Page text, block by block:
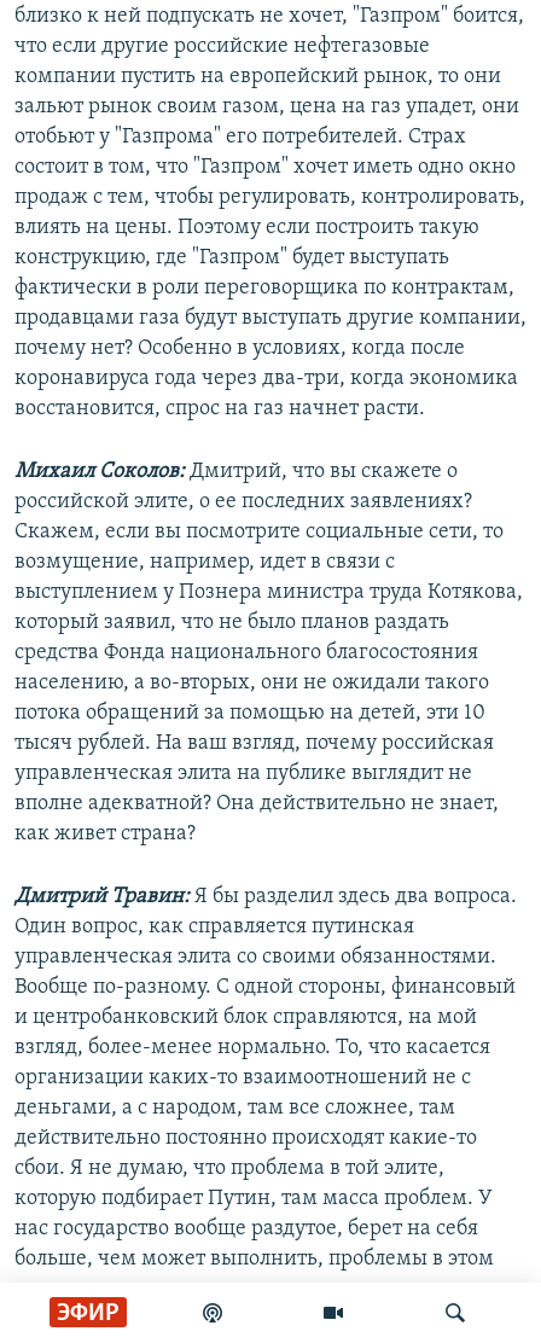
ЭФИР
близко к ней подпускать не хочет, "Газпром" боится,
что если другие российские нефтегазовые
компании пустить на европейский рынок, то они
зальют рынок своим газом, цена на газ упадет, они
отобьют у "Газпрома" его потребителей. Страх
состоит в том, что "Газпром" хочет иметь одно окно
продаж с тем, чтобы регулировать, контролировать,
влиять на цены. Поэтому если построить такую
конструкцию, где "Газпром" будет выступать
фактически в роли переговорщика по контрактам,
продавцами газа будут выступать другие компании,
почему нет? Особенно в условиях, когда после
коронавируса года через два-три, когда экономика
восстановится, спрос на газ начнет расти.
Михаил Соколов:Дмитрий, что вы скажете о
российской элите, о ее последних заявлениях?
Скажем, если вы посмотрите социальные сети, то
возмущение, например, идет в связи с
выступлением у Познера министра труда Котякова,
который заявил, что не было планов раздать
средства Фонда национального благосостояния
населению, а во-вторых, они не ожидали такого
потока обращений за помощью на детей, эти 10
тысяч рублей. На ваш взгляд, почему российская
управленческая элита на публике выглядит не
вполне адекватной? Она действительно не знает,
как живет страна?
Дмитрий Травин:Я бы разделил здесь два вопроса.
Один вопрос, как справляется путинская
управленческая элита со своими обязанностями.
Вообще по-разному. С одной стороны, финансовый
и центробанковский блок справляются, на мой
взгляд, более-менее нормально. То, что касается
организации каких-то взаимоотношений не с
деньгами, а с народом, там все сложнее, там
действительно постоянно происходят какие-то
сбои. Я не думаю, что проблема в той элите,
которую подбирает Путин, там масса проблем. У
нас государство вообще раздутое, берет на себя
больше, чем может выполнить, проблемы в этом